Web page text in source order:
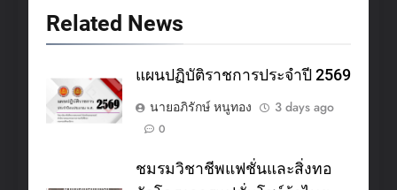
Related News
แผนปฏิบัติราชการประจำปี 2569
นายอภิรักษ์ หนูทอง
3 days ago
0
ชมรมวิชาชีพแฟชั่นและสิ่งทอ